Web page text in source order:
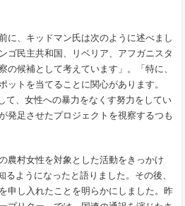
に、キッドマン氏は次のように述べまし
ゴ民主共和国、リベリア、アフガニスタ
の候補として考えています」。「特に、
ットを当てることに関心があります。
て、女性への暴力をなくす努力をしてい
発足させたプロジェクトを視察するつも
農村女性を対象とした活動をきっかけ
ようになったと語りました。その後、
申し入れたことを明らかにしました。昨